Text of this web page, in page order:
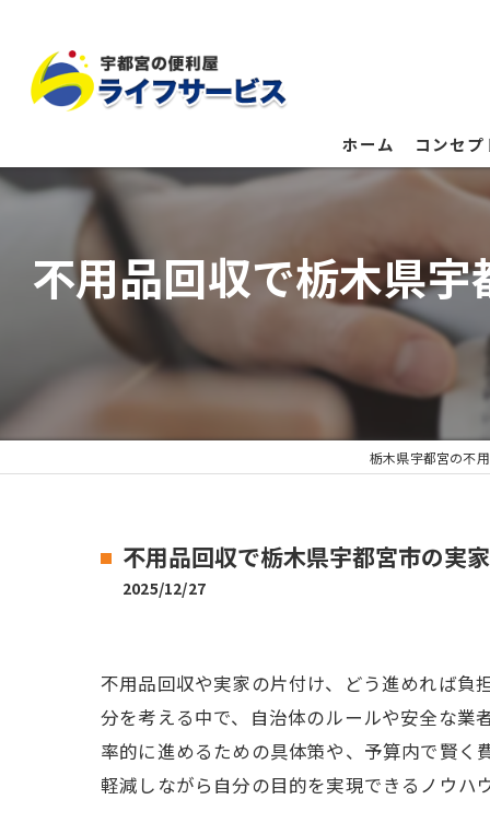
ホーム コンセプ
不用品回収で栃木県
栃木県宇都宮の不
不用品回収で栃木県宇都宮市の実
2025/12/27
不用品回収や実家の片付け、どう進めれば負
分を考える中で、自治体のルールや安全な業
率的に進めるための具体策や、予算内で賢
軽減しながら自分の目的を実現できるノウハ